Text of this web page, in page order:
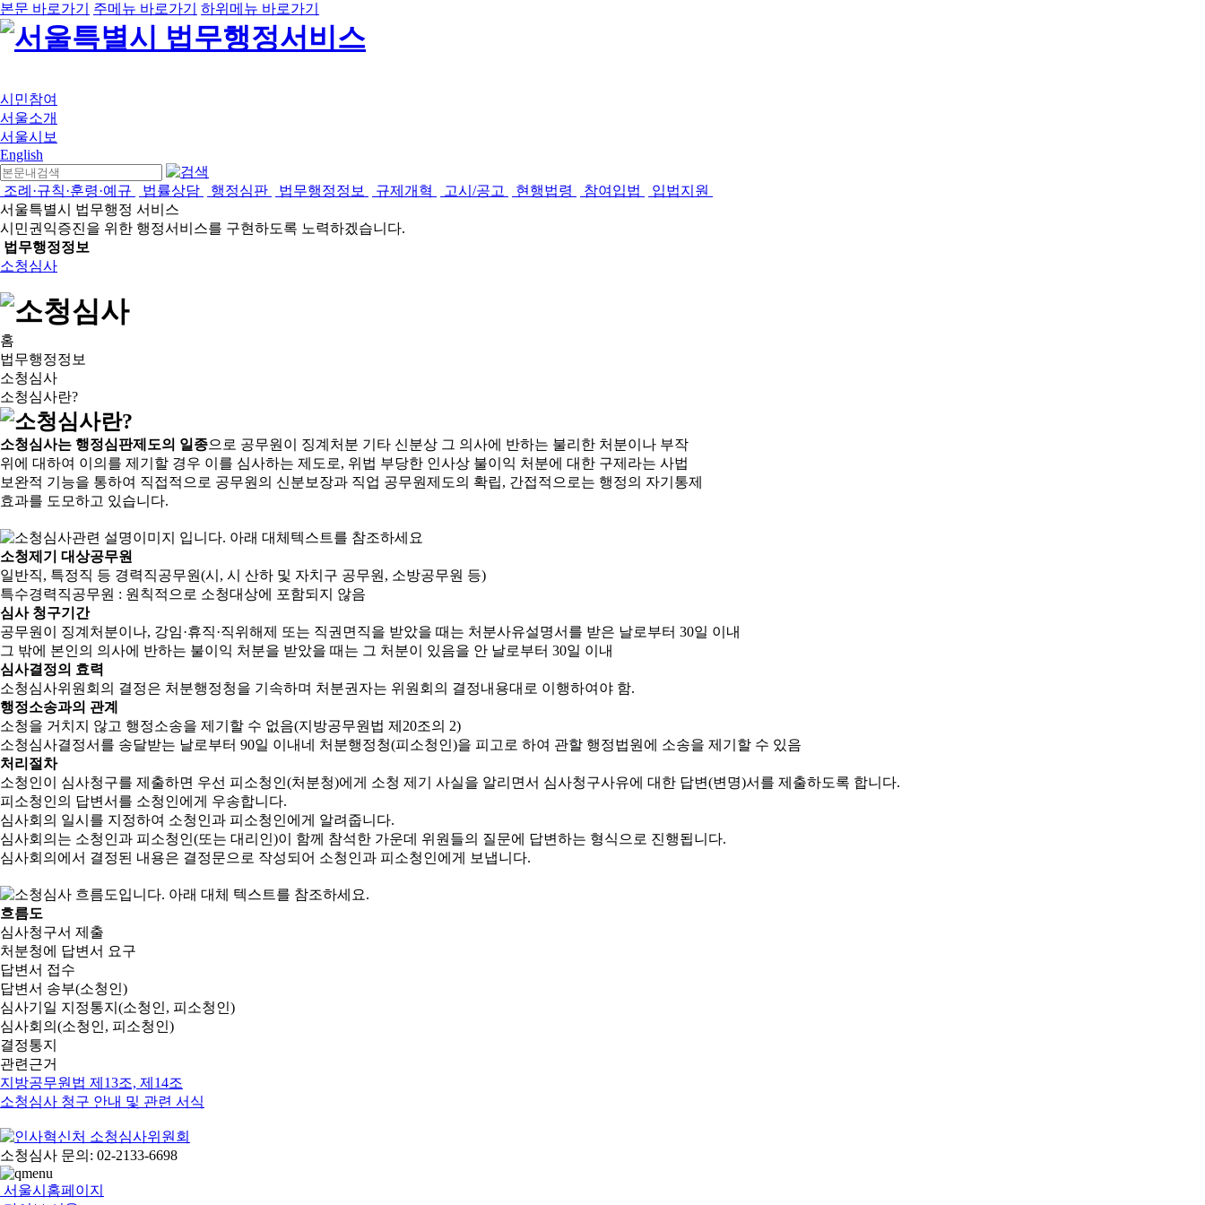
본문 바로가기 주메뉴 바로가기 하위메뉴 바로가기
시민참여
서울소개
서울시보
English
조례·규칙·훈령·예규 법률상담 행정심판 법무행정정보 규제개혁 고시/공고 현행법령 참여입법
입법지원
서울특별시 법무행정 서비스
시민권익증진을 위한 행정서비스를 구현하도록 노력하겠습니다.
법무행정정보
소청심사
홈
법무행정정보
소청심사
소청심사란?
소청심사는 행정심판제도의 일종으로 공무원이 징계처분 기타 신분상 그 의사에 반하는 불리한 처분이나 부작
위에 대하여 이의를 제기할 경우 이를 심사하는 제도로, 위법 부당한 인사상 불이익 처분에 대한 구제라는 사법
보완적 기능을 통하여 직접적으로 공무원의 신분보장과 직업 공무원제도의 확립, 간접적으로는 행정의 자기통제
효과를 도모하고 있습니다.
소청제기 대상공무원
일반직, 특정직 등 경력직공무원(시, 시 산하 및 자치구 공무원, 소방공무원 등)
특수경력직공무원 : 원칙적으로 소청대상에 포함되지 않음
심사 청구기간
공무원이 징계처분이나, 강임·휴직·직위해제 또는 직권면직을 받았을 때는 처분사유설명서를 받은 날로부터 30일 이내
그 밖에 본인의 의사에 반하는 불이익 처분을 받았을 때는 그 처분이 있음을 안 날로부터 30일 이내
심사결정의 효력
소청심사위원회의 결정은 처분행정청을 기속하며 처분권자는 위원회의 결정내용대로 이행하여야 함.
행정소송과의 관계
소청을 거치지 않고 행정소송을 제기할 수 없음(지방공무원법 제20조의 2)
소청심사결정서를 송달받는 날로부터 90일 이내네 처분행정청(피소청인)을 피고로 하여 관할 행정법원에 소송을 제기할 수 있음
처리절차
소청인이 심사청구를 제출하면 우선 피소청인(처분청)에게 소청 제기 사실을 알리면서 심사청구사유에 대한 답변(변명)서를 제출하도록 합니다.
피소청인의 답변서를 소청인에게 우송합니다.
심사회의 일시를 지정하여 소청인과 피소청인에게 알려줍니다.
심사회의는 소청인과 피소청인(또는 대리인)이 함께 참석한 가운데 위원들의 질문에 답변하는 형식으로 진행됩니다.
심사회의에서 결정된 내용은 결정문으로 작성되어 소청인과 피소청인에게 보냅니다.
흐름도
심사청구서 제출
처분청에 답변서 요구
답변서 접수
답변서 송부(소청인)
심사기일 지정통지(소청인, 피소청인)
심사회의(소청인, 피소청인)
결정통지
관련근거
지방공무원법 제13조, 제14조
소청심사 청구 안내 및 관련 서식
소청심사 문의: 02-2133-6698
서울시홈페이지